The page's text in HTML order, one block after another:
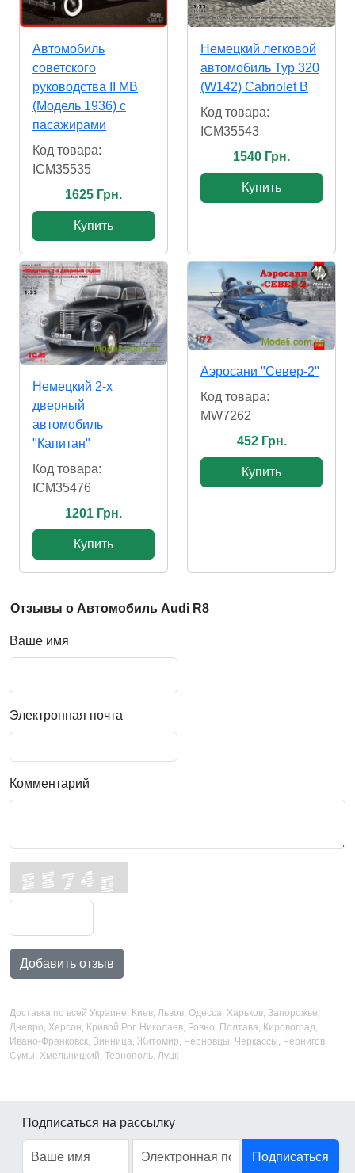
Автомобиль
советского
руководства II МВ
(Модель 1936) c
пасажирами
Код товара:
ICM35535
1625 Грн.
Купить
Немецкий легковой
автомобиль Typ 320
(W142) Cabriolet B
Код товара:
ICM35543
1540 Грн.
Купить
Немецкий 2-х
дверный
автомобиль
"Капитан"
Код товара:
ICM35476
1201 Грн.
Купить
Аэросани "Север-2"
Код товара:
MW7262
452 Грн.
Купить
Отзывы о Автомобиль Audi R8
Ваше имя
Электронная почта
Комментарий
Добавить отзыв
Доставка по всей Украине: Киев, Львов, Одесса, Харьков, Запорожье,
Днепро, Херсон, Кривой Рог, Николаев, Ровно, Полтава, Кировоград,
Ивано-Франковск, Винница, Житомир, Черновцы, Черкассы, Чернигов,
Сумы, Хмельницкий, Тернополь, Луцк
Подписаться на рассылку
Подписаться